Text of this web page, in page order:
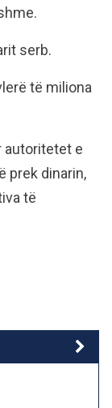
serb.
të miliona
autoritetet e
prek dinarin,
të